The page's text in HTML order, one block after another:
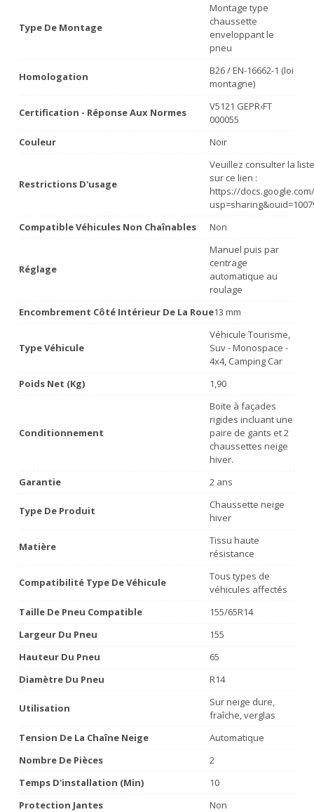
Type De Montage
Montage type
chaussette
enveloppant le
pneu
Homologation
B26 / EN-16662-1 (loi
montagne)
Certification - Réponse Aux Normes
V5121 GEPR‹FT
000055
Couleur
Noir
Restrictions D'usage
Veuillez consulter la
sur ce lien :
https://
Compatible Véhicules Non Chaînables
Non
Réglage
Manuel puis par
centrage
automatique au
roulage
Encombrement Côté Intérieur De La Roue13 mm
Type Véhicule
Véhicule Tourisme,
Suv - Monospace -
4x4, Camping Car
Poids Net (Kg)
1,90
Conditionnement
Boite à façades
rigides incluant une
paire de gants et 2
chaussettes neige
hiver.
Garantie
2 ans
Type De Produit
Chaussette neige
hiver
Matière
Tissu haute
résistance
Compatibilité Type De Véhicule
Tous types de
véhicules affectés
Taille De Pneu Compatible
155/65R14
Largeur Du Pneu
155
Hauteur Du Pneu
65
Diamètre Du Pneu
R14
Utilisation
Sur neige dure,
fraîche, verglas
Tension De La Chaîne Neige
Automatique
Nombre De Pièces
2
Temps D'installation (min)
10
Protection Jantes
Non